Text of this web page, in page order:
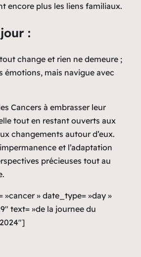
encore plus les liens familiaux.
:
change et rien ne demeure ;
émotions, mais navigue avec
Cancers à embrasser leur
tout en restant ouverts aux
changements autour d’eux.
et l’adaptation
précieuses tout au
»cancer » date_type= »day »
text= »de la journee du